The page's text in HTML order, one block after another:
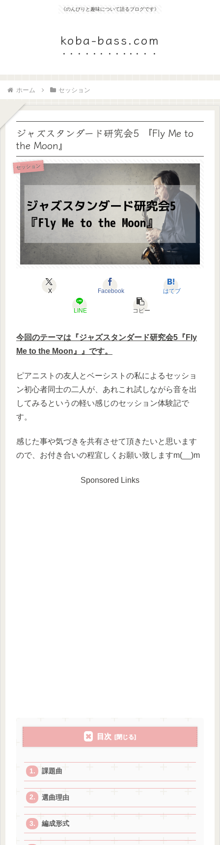
《のんびりと趣味について語るブログです》
koba-bass.com
ホーム セッション
ジャズスタンダード研究会5 『Fly Me to
the Moon』
セッション
X Facebook はてブ
LINE コピー
今回のテーマは『ジャズスタンダード研究会5『Fly
Me to the Moon』』です。
ピアニストの友人とベーシストの私によるセッショ
ン初心者同士の二人が、あれこれ試しながら音を出
してみるというの軽い感じのセッション体験記で
す。
感じた事や気づきを共有させて頂きたいと思います
ので、お付き合いの程宜しくお願い致しますm(__)m
Sponsored Links
目次
課題曲
選曲理由
編成形式